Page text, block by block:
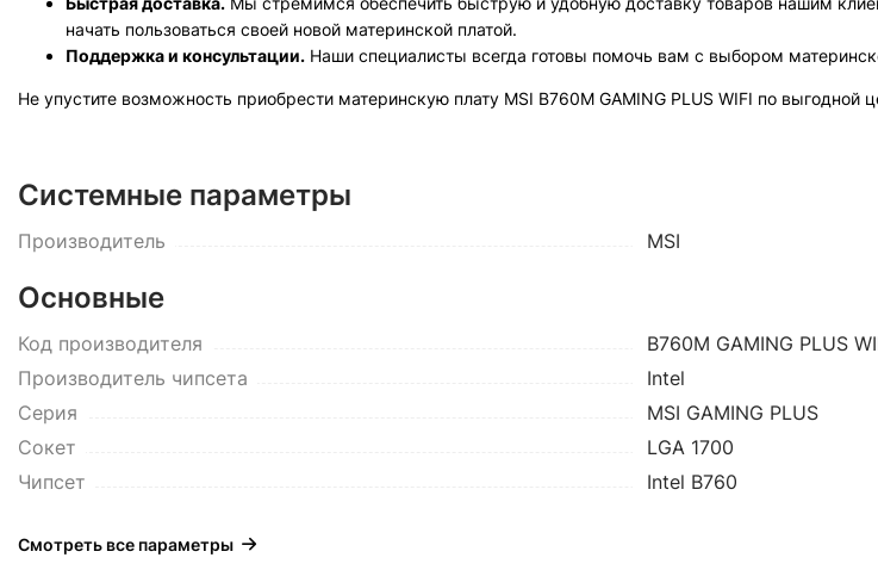
начать пользоваться своей новой материнской платой.
Поддержка и консультации. Наши специалисты всегда готовы помочь вам с выбором
Не упустите возможность приобрести материнскую плату MSI B760M GAMING PLUS WIFI по выгодной
Системные параметры
Производитель MSI
Основные
Код производителя
B760M GAMING PLUS
Производитель чипсета
Intel
Серия
MSI GAMING PLUS
Сокет
LGA 1700
Чипсет
Intel B760
Смотреть все параметры